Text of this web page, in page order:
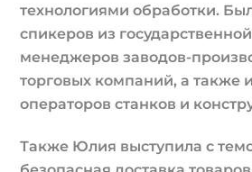
технологиями обработки.
спикеров из
менеджеров заводов-
торговых компаний, а также
операторов станков и
Также Юлия выступила с